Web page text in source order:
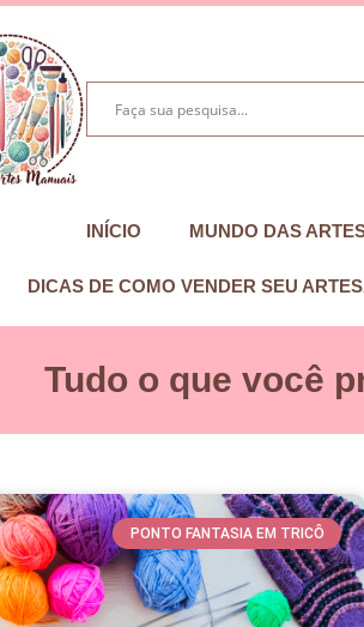
INÍCIO MUNDO DAS
DICAS DE COMO VENDER SEU
Tudo o que você
PONTO FANTASIA EM TRICÔ